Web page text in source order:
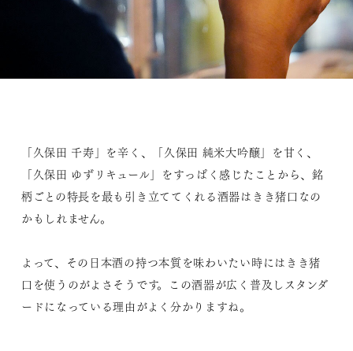
「久保田 千寿」を辛く、「久保田 純米大吟醸」を甘く、
「久保田 ゆずリキュール」をすっぱく感じたことから、銘
柄ごとの特長を最も引き立ててくれる酒器はきき猪口なの
かもしれません。
よって、その日本酒の持つ本質を味わいたい時にはきき猪
口を使うのがよさそうです。この酒器が広く普及しスタンダ
ードになっている理由がよく分かりますね。